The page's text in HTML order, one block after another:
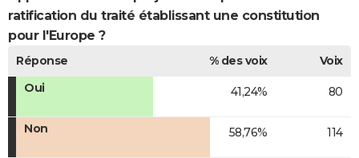
ratification du traité établissant une constitution
pour l'Europe ?
Réponse % des voix
Voix
Oui
41,24% 80
Non 58,76% 114